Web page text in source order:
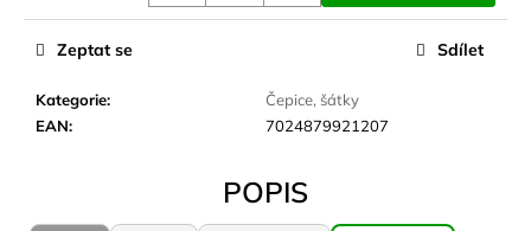
Kategorie:
Čepice, šátky
EAN: 7024879921207
Zeptat se Sdílet
POPIS
r
u
u